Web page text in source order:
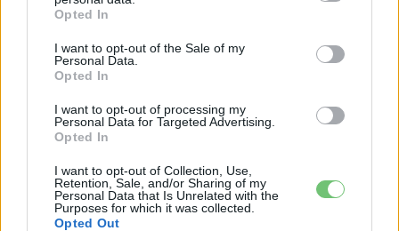
Opted In
I want to opt-out of the Sale of my
Personal Data.
Opted In
I want to opt-out of processing my
Personal Data for Targeted Advertising.
Opted In
I want to opt-out of Collection, Use,
Retention, Sale, and/or Sharing of my
Personal Data that Is Unrelated with the
Purposes for which it was collected.
Opted Out
Siker Berlinben, rekordszámú Model Y-t
gyárt a Tesla
e-cars.hu - 2022-10-03
Heti rekordot ért el a gyártásban a Tesla a berlini Gigafactoryban